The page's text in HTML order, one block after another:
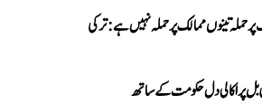
حملہ تینوں ممالک پر حملہ نہیں ہے: ترکی
پر اکالی دل حکومت کے ساتھ